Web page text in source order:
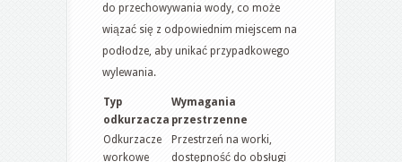
do przechowywania wody, co może
wiązać się z odpowiednim miejscem na
podłodze, aby unikać przypadkowego
wylewania.
Typ
odkurzacza
Wymagania
przestrzenne
Odkurzacze
workowe
Przestrzeń na worki,
dostępność do obsługi